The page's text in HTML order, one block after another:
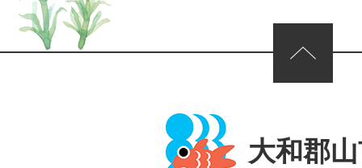
ページの先頭へ
大和郡